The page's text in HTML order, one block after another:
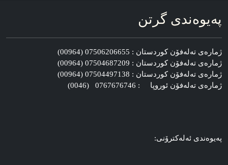
په‌یوه‌ندی گرتن
ژماره‌ی ته‌له‌فۆن کوردستان : 07506206655 (00964)
ژماره‌ی ته‌له‌فۆن کوردستان : 07504687209 (00964)
ژماره‌ی ته‌له‌فۆن کوردستان : 07504497138 (00964)
ژماره‌ی ته‌له‌فۆن ئوروپا : 0767676746 (0046)
په‌یوه‌ندی ئه‌له‌کترۆنی: